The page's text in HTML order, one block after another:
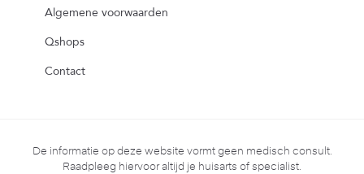
Algemene voorwaarden
Qshops
Contact
De informatie op deze website vormt geen medisch consult.
Raadpleeg hiervoor altijd je huisarts of specialist.